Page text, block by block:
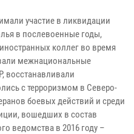
участие в ликвидации
в послевоенные годы,
коллег во время
межнациональные
восстанавливали
с терроризмом в Северо-
боевых действий и среди
вошедших в состав
ведомства в 2016 году –